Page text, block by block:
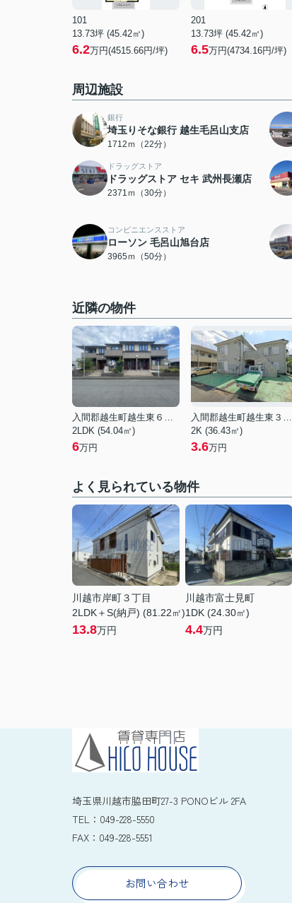
101
13.73坪 (45.42㎡)
6.2万円(4515.66円/坪)
201
13.73坪 (45.42㎡)
6.5万円(4734.16円/坪)
周辺施設
銀行
埼玉りそな銀行 越生毛呂山支店
1712ｍ（22分）
ドラッグストア
ドラッグストア セキ 武州長瀬店
2371ｍ（30分）
コンビニエンスストア
ローソン 毛呂山旭台店
3965ｍ（50分）
近隣の物件
入間郡越生町越生東６丁目
2LDK (54.04㎡)
6万円
入間郡越生町越生東３丁目
2K (36.43㎡)
3.6万円
よく見られている物件
川越市岸町３丁目
2LDK＋S(納戸) (81.22㎡)
13.8万円
川越市富士見町
1DK (24.30㎡)
4.4万円
埼玉県川越市脇田町27-3 PONOビル 2FA
TEL： 049-228-5550
FAX： 049-228-5551
お問い合わせ